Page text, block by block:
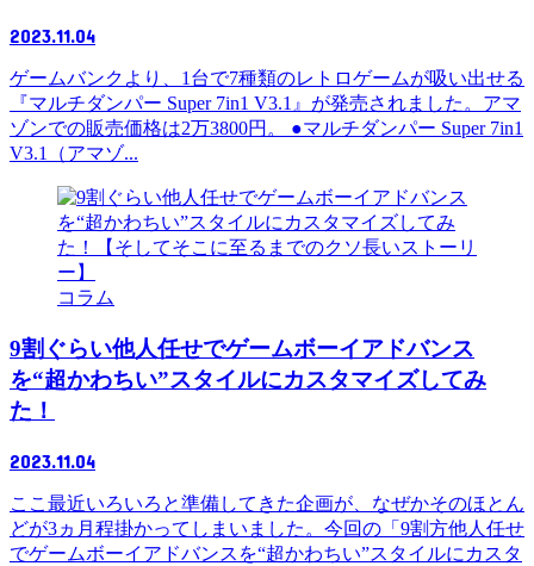
2023.11.04
ゲームバンクより、1台で7種類のレトロゲームが吸い出せる
『マルチダンパー Super 7in1 V3.1』が発売されました。アマ
ゾンでの販売価格は2万3800円。 ●マルチダンパー Super 7in1
V3.1（アマゾ...
コラム
9割ぐらい他人任せでゲームボーイアドバンス
を“超かわちい”スタイルにカスタマイズしてみ
た！
2023.11.04
ここ最近いろいろと準備してきた企画が、なぜかそのほとん
どが3ヵ月程掛かってしまいました。今回の「9割方他人任せ
でゲームボーイアドバンスを“超かわちい”スタイルにカスタ